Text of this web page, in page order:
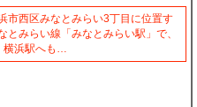
市西区みなとみらい3丁目に位置す
みらい線「みなとみらい駅」で、
横浜駅へも…